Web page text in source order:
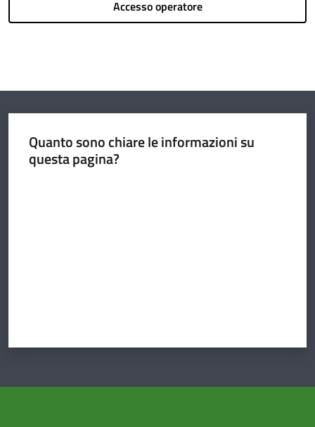
documenti
Accesso operatore
Quanto sono chiare le informazioni su
questa pagina?